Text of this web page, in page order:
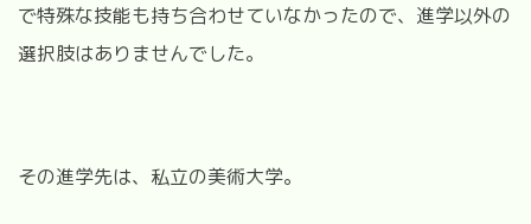
で特殊な技能も持ち合わせていなかったので、進学以外の
選択肢はありませんでした。
その進学先は、私立の美術大学。